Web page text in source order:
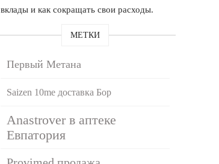
вклады и как сокращать свои расходы.
МЕТКИ
Первый Метана
Saizen 10me доставка Бор
Anastrover в аптеке
Евпатория